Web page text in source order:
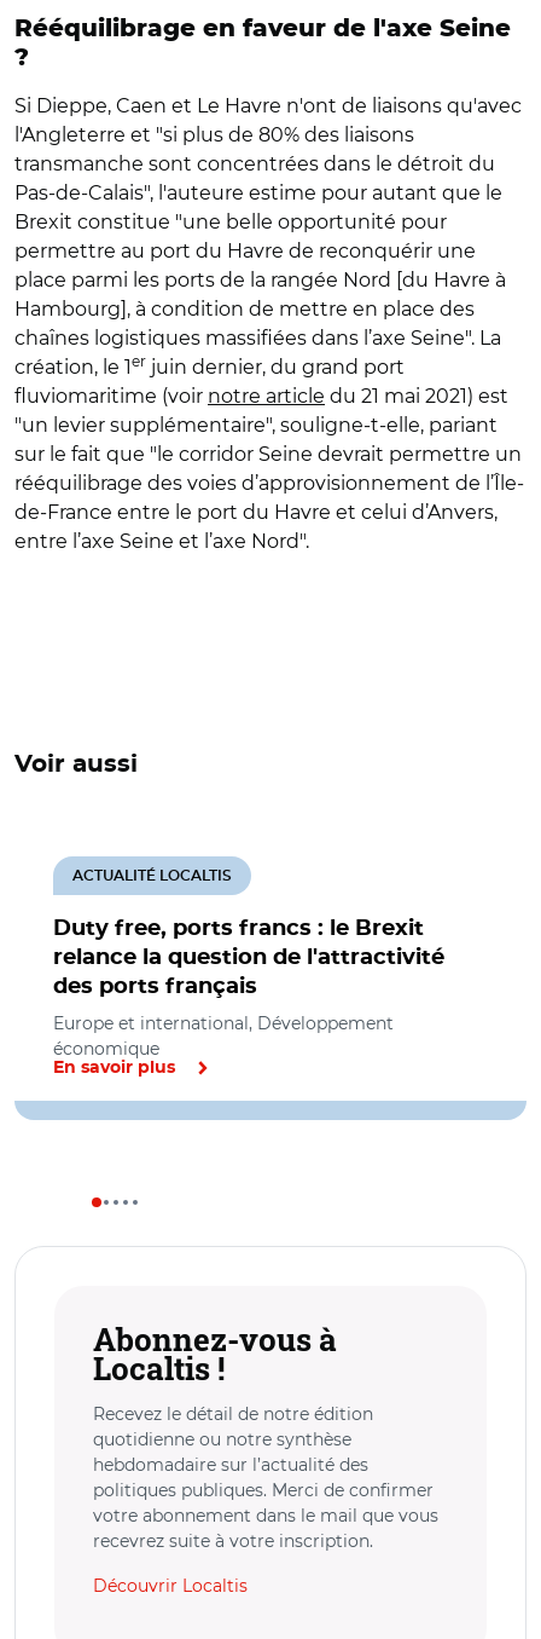
Rééquilibrage en faveur de l'axe Seine
?
Si Dieppe, Caen et Le Havre n'ont de liaisons qu'avec
l'Angleterre et "si plus de 80% des liaisons
transmanche sont concentrées dans le détroit du
Pas-de-Calais", l'auteure estime pour autant que le
Brexit constitue "une belle opportunité pour
permettre au port du Havre de reconquérir une
place parmi les ports de la rangée Nord [du Havre à
Hambourg], à condition de mettre en place des
chaînes logistiques massifiées dans l’axe Seine". La
création, le 1er juin dernier, du grand port
fluviomaritime (voir notre article du 21 mai 2021) est
"un levier supplémentaire", souligne-t-elle, pariant
sur le fait que "le corridor Seine devrait permettre un
rééquilibrage des voies d’approvisionnement de l’Île-
de-France entre le port du Havre et celui d’Anvers,
entre l’axe Seine et l’axe Nord".
Voir aussi
Duty free, ports francs : le Brexit
relance la question de l'attractivité
des ports français
ACTUALITÉ LOCALTIS
Europe et international, Développement
économique
En savoir plus
Abonnez-vous à
Localtis !
Recevez le détail de notre édition
quotidienne ou notre synthèse
hebdomadaire sur l’actualité des
politiques publiques. Merci de confirmer
votre abonnement dans le mail que vous
recevrez suite à votre inscription.
Découvrir Localtis